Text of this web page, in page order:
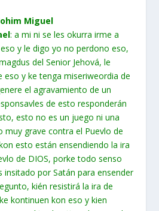
Miguel
: a mi ni se les okurra irme a
y le digo yo no perdono eso,
del Senior Jehová, le
eso y ke tenga miseriweordia de
el agravamiento de un
de esto responderán
esto no es un juego ni una
muy grave contra el Puevlo de
esto están ensendiendo la ira
de DIOS, porke todo senso
insitado por Satán para ensender
kién resistirá la ira de
kontinuen kon eso y kien